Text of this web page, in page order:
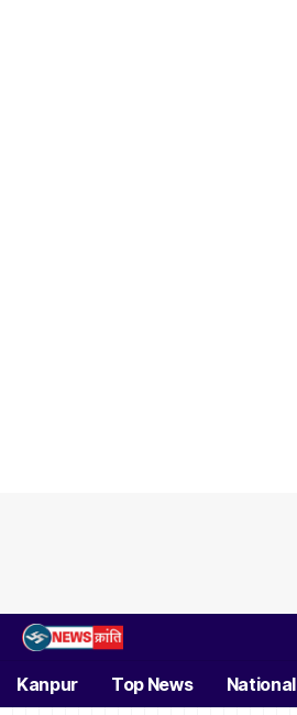
Kanpur Top News National